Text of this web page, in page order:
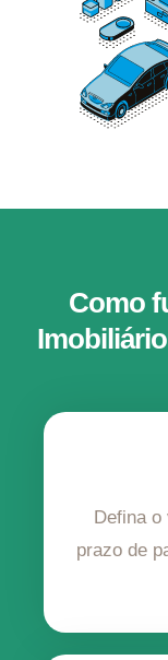
Como
Defina o
prazo de